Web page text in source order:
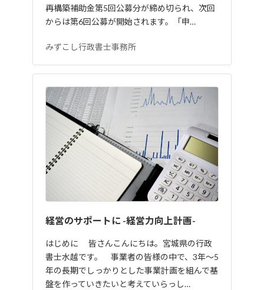
再構築補助金第5回公募分が締め切られ、次回
からは第6回公募が開始されます。「申…
みずこし行政書士事務所
経営のサポートに -経営力向上計画-
はじめに 皆さんこんにちは。宮城県の行政
書士水越です。 事業者の皆様の中で、3年〜5
年の長期でしっかりとした事業計画を組んで基
盤を作っていきたいと考えていらっし…